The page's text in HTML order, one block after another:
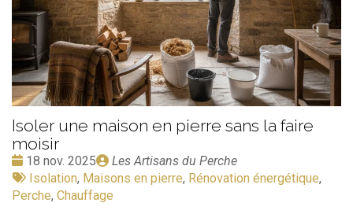
Isoler une maison en pierre sans la faire
moisir
Date
:
18 nov. 2025
Publié
par
Les Artisans du Perche
Tags
:
Isolation, Maisons en pierre, Rénovation énergétique,
Perche, Chauffage